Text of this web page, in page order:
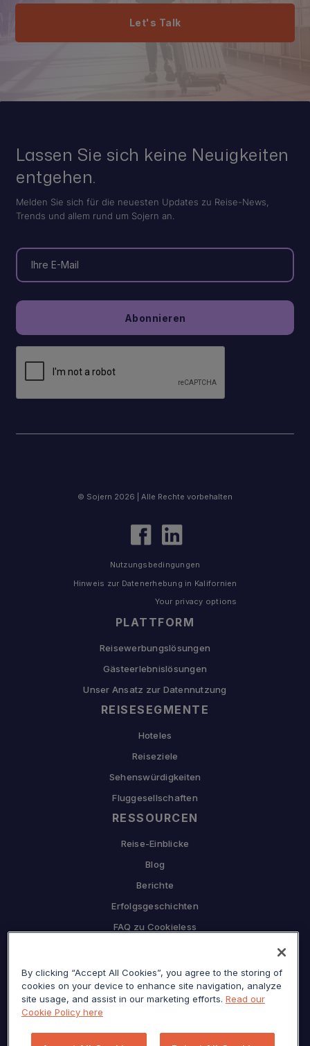
Let's Talk
Lassen Sie sich keine Neuigkeiten
entgehen.
Melden Sie sich für die neuesten Updates zu Reise-News,
Trends und allem rund um Sojern an.
PLATTFORM
Reisewerbungslösungen
Gästeerlebnislösungen
Unser Ansatz zur Datennutzung
REISESEGMENTE
Hoteles
Reiseziele
Sehenswürdigkeiten
Fluggesellschaften
RESSOURCEN
Reise-Einblicke
Blog
Berichte
Erfolgsgeschichten
FAQ zu Cookieless
Warum Sojern
Presse
© Sojern 2026 | Alle Rechte vorbehalten
Nutzungsbedingungen
Hinweis zur Datenerhebung in Kalifornien
Your privacy options
By clicking “Accept All Cookies”, you agree to the storing of
cookies on your device to enhance site navigation, analyze
site usage, and assist in our marketing efforts. Read our
Cookie Policy here